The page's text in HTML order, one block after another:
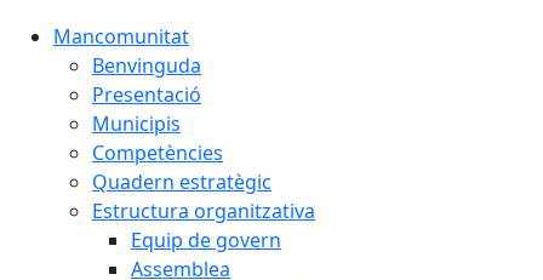
Mancomunitat
Benvinguda
Presentació
Municipis
Competències
Quadern estratègic
Estructura organitzativa
Equip de govern
Assemblea